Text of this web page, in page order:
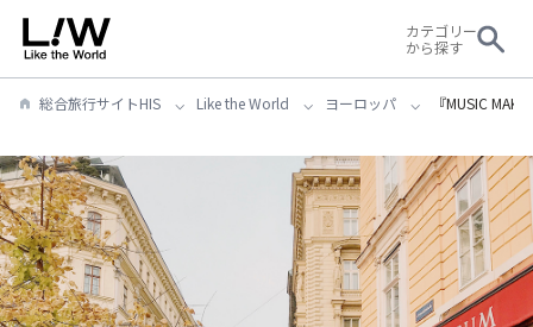
カテゴリー
から探す
総合旅行サイトHIS Like the World ヨーロッパ 『MUSIC